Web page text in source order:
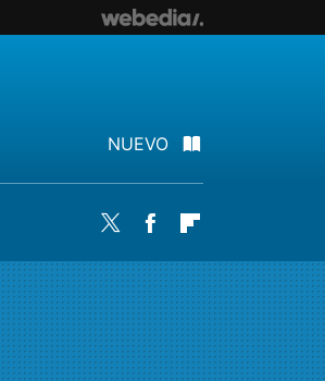
NUEVO
Twitter Facebook